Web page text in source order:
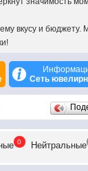
вкусу и
Сеть
0 Нейтральные